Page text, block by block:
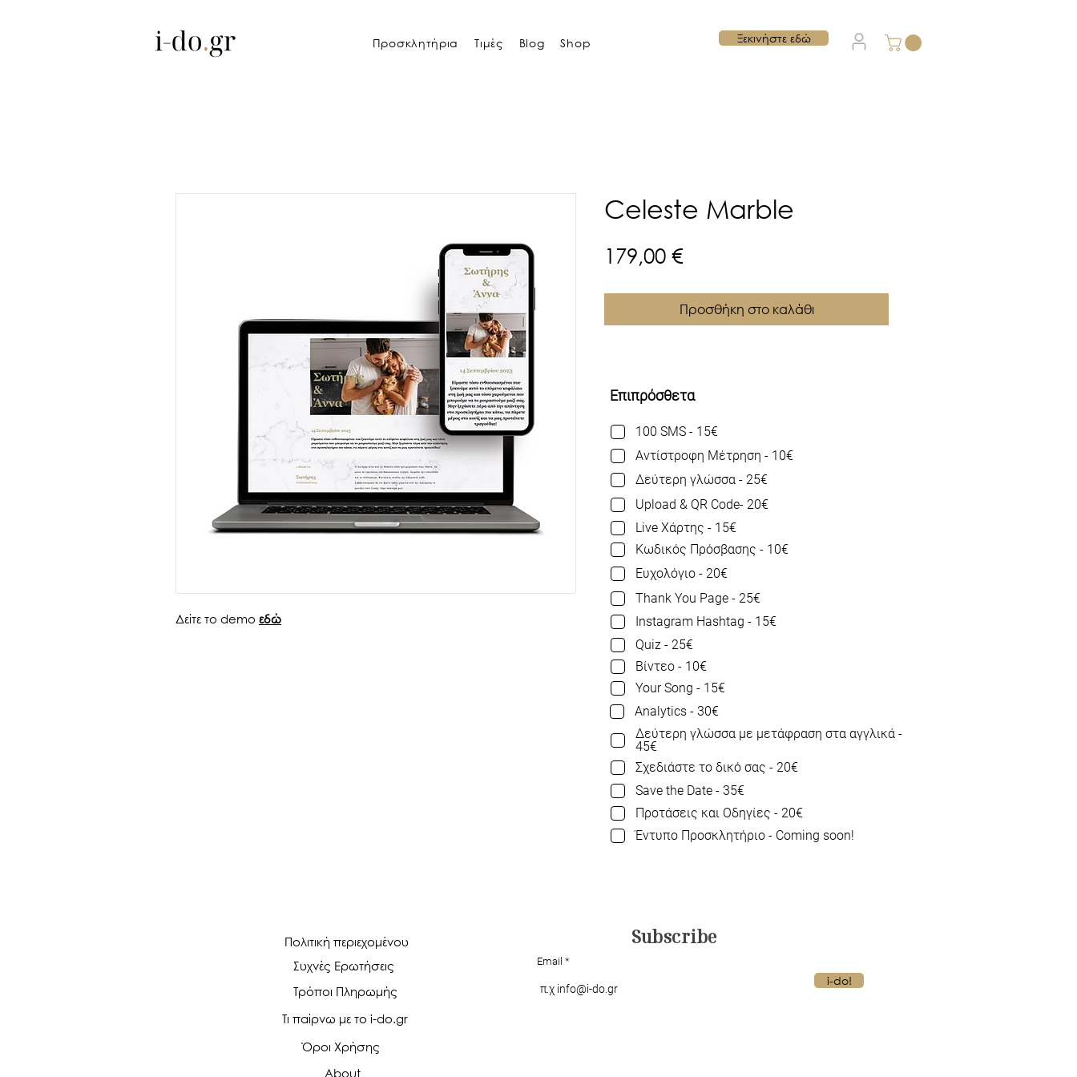
Ξεκινήστε εδώ
Προσκλητήρια Τιμές Blog Shop
Δείτε το demo εδώ
Celeste Marble
179,00 €Τιμή
Προσθήκη στο καλάθι
Επιπρόσθετα
100 SMS - 15€
Αντίστροφη Μέτρηση - 10€
Δεύτερη γλώσσα - 25€
Upload & QR Code- 20€
Live Χάρτης - 15€
Κωδικός Πρόσβασης - 10€
Ευχολόγιο - 20€
Thank You Page - 25€
Instagram Hashtag - 15€
Quiz - 25€
Βίντεο - 10€
Your Song - 15€
Analytics - 30€
Δεύτερη γλώσσα με μετάφραση στα αγγλικά -
45€
Σχεδιάστε το δικό σας - 20€
Save the Date - 35€
Προτάσεις και Οδηγίες - 20€
Έντυπο Προσκλητήριο - Coming soon!
Πολιτική περιεχομένου
Συχνές Ερωτήσεις
Τρόποι Πληρωμής
Τι παίρνω με το i-do.gr
Όροι Χρήσης
About
Subscribe
Email
i-do!